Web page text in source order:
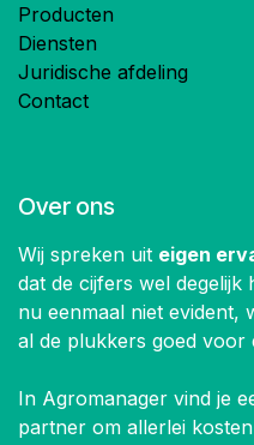
Producten
Diensten
Juridische afdeling
Contact
Over ons
Wij spreken uit eigen
dat de cijfers wel degelijk
nu eenmaal niet evident,
al de plukkers goed voor
In Agromanager vind je
partner om allerlei